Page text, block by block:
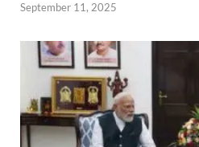
September 11, 2025